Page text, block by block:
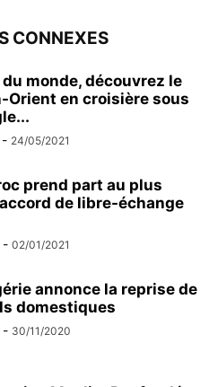
CONNEXES
monde, découvrez le
Orient en croisière sous
- 24/05/2021
prend part au plus
de libre-échange
- 02/01/2021
annonce la reprise de
domestiques
- 30/11/2020